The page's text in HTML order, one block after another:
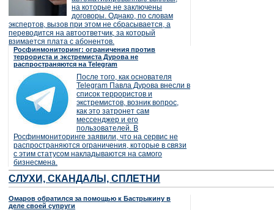
на которые не заключены
договоры. Однако, по словам
экспертов, вызов при этом не сбрасывается, а
переводится на автоответчик, за который
взимается плата с абонентов.
Росфинмониторинг: ограничения против
террориста и экстремиста Дурова не
распространяются на Telegram
После того, как основателя
Telegram Павла Дурова внесли в
список террористов и
экстремистов, возник вопрос,
как это затронет сам
мессенджер и его
пользователей. В
Росфинмониторинге заявили, что на сервис не
распространяются ограничения, которые в связи
с этим статусом накладываются на самого
бизнесмена.
СЛУХИ, СКАНДАЛЫ, СПЛЕТНИ
Омаров обратился за помощью к Бастрыкину в
деле своей супруги